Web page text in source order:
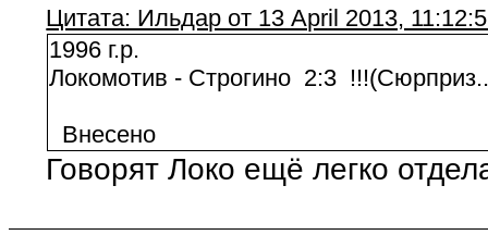
Цитата: Ильдар от 13 April 2013,
1996 г.р.
Локомотив - Строгино 2:3
Внесено
Говорят Локо ещё легко